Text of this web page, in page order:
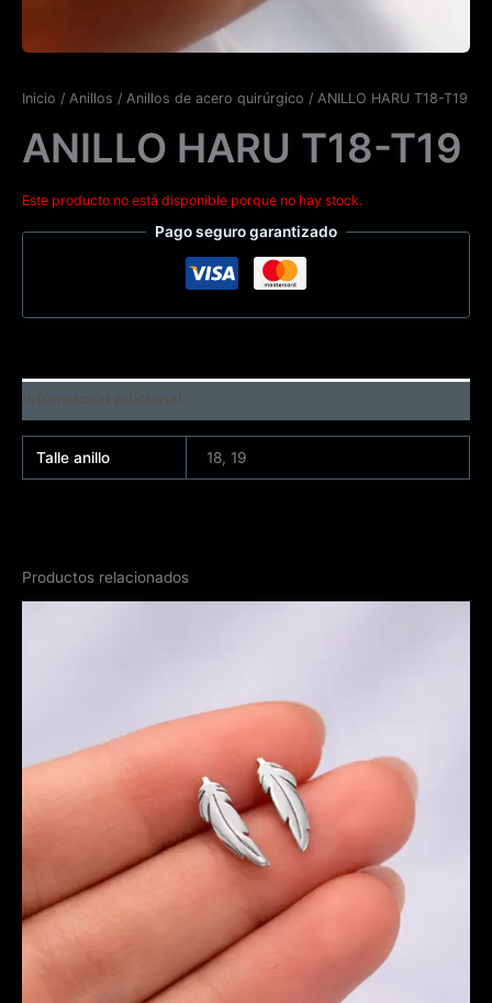
Inicio / Anillos / Anillos de acero quirúrgico / ANILLO HARU T18-T19
ANILLO HARU T18-T19
Este producto no está disponible porque no hay stock.
Pago seguro garantizado
Talle anillo 18, 19
Productos relacionados